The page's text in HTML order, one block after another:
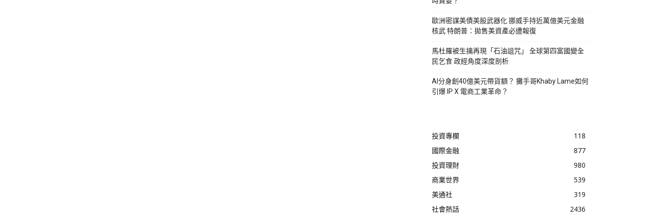
歐洲密謀美債美股武器化 挪威手持近萬億美元金融
核武 特朗普：拋售美資產必遭報復
馬杜羅被生擒再現「石油詛咒」 全球第四富國變全
民乞食 政經角度深度剖析
AI分身創40億美元帶貨額？ 攤手哥Khaby Lame如何
引爆 IP X 電商工業革命？
投資專欄
118
國際金融
877
投資理財
980
商業世界
539
美通社
319
社會熱話
2436